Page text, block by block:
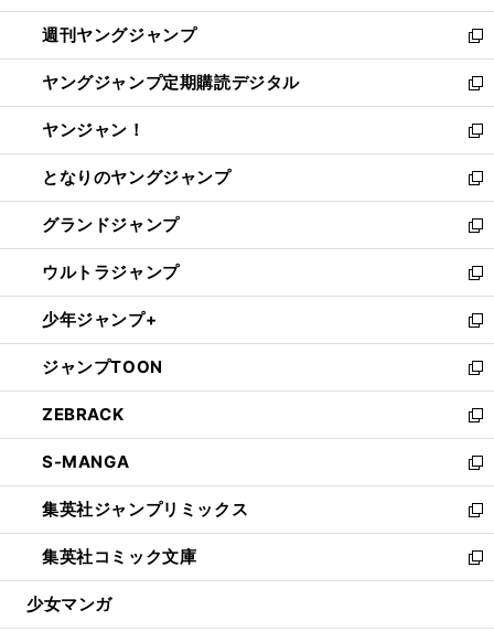
開
く
ウ
で
開
く
ン
ド
ウ
で
開
く
ウ
ィ
ン
ド
ウ
で
開
く
週刊ヤングジャンプ
新
し
い
ウ
ィ
ン
ド
ウ
で
開
く
ヤングジャンプ定期購読デジタル
新
し
い
ウ
ィ
ン
ド
ウ
で
開
く
ヤンジャン！
新
し
い
ウ
ィ
ン
ド
ウ
で
開
く
となりのヤングジャンプ
新
し
い
ウ
ィ
ン
ド
ウ
で
開
く
グランドジャンプ
新
し
い
ウ
ィ
ン
ド
ウ
で
開
く
ウルトラジャンプ
新
し
い
ウ
ィ
ン
ド
ウ
で
開
く
少年ジャンプ+
新
し
い
ウ
ィ
ン
ド
ウ
で
開
く
ジャンプTOON
新
し
い
ウ
ィ
ン
ド
ウ
で
開
ZEBRACK
新
し
い
ウ
ィ
ン
ド
ウ
開
S-MANGA
新
し
い
ウ
ィ
ン
ウ
集英社ジャンプリミックス
新
し
い
ウ
ン
集英社コミック文庫
新
し
ウ
少女マンガ